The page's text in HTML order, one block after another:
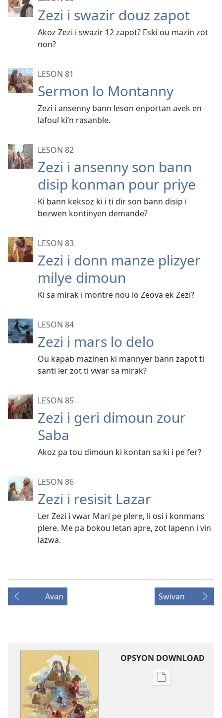
Zezi i swazir douz zapot
Akoz Zezi i swazir 12 zapot? Eski ou mazin zot
non?
LESON 81
Sermon lo Montanny
Zezi i ansenny bann leson enportan avek en
lafoul ki’n rasanble.
LESON 82
Zezi i ansenny son bann
disip konman pour priye
Ki bann keksoz ki i ti dir son bann disip i
bezwen kontinyen demande?
LESON 83
Zezi i donn manze plizyer
milye dimoun
Ki sa mirak i montre nou lo Zeova ek Zezi?
LESON 84
Zezi i mars lo delo
Ou kapab mazinen ki mannyer bann zapot ti
santi ler zot ti vwar sa mirak?
LESON 85
Zezi i geri dimoun zour
Saba
Akoz pa tou dimoun ki kontan sa ki i pe fer?
LESON 86
Zezi i resisit Lazar
Ler Zezi i vwar Mari pe plere, li osi i konmans
plere. Me pa bokou letan apre, zot lapenn i vin
lazwa.
Avan Swivan
OPSYON DOWNLOAD
Opsyon